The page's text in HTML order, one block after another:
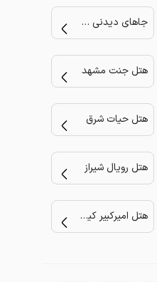
جاهای دیدنی مشهد
هتل جنت مشهد
هتل حیات شرق
هتل رویال شیراز
هتل امیرکبیر کیش